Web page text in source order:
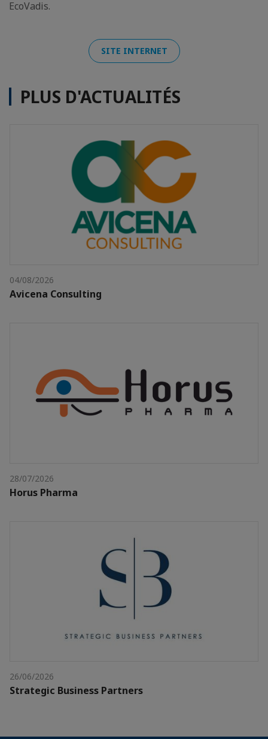
EcoVadis.
SITE INTERNET
PLUS D'ACTUALITÉS
04/08/2026
Avicena Consulting
28/07/2026
Horus Pharma
26/06/2026
Strategic Business Partners